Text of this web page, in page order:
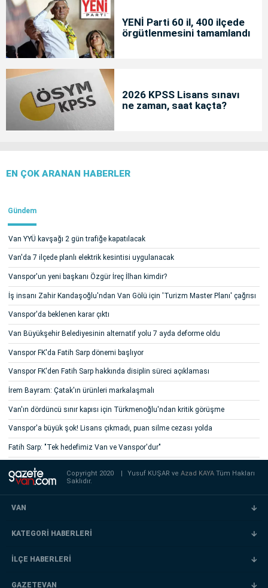
YENİ Parti 60 il, 400 ilçede
örgütlenmesini tamamlandı
2026 KPSS Lisans sınavı
ne zaman, saat kaçta?
EN ÇOK ARANAN HABERLER
Gündem
Van YYÜ kavşağı 2 gün trafiğe kapatılacak
Van'da 7 ilçede planlı elektrik kesintisi uygulanacak
Vanspor'un yeni başkanı Özgür İreç İlhan kimdir?
İş insanı Zahir Kandaşoğlu'ndan Van Gölü için 'Turizm Master Planı' çağrısı
Vanspor'da beklenen karar çıktı
Van Büyükşehir Belediyesinin alternatif yolu 7 ayda deforme oldu
Vanspor FK'da Fatih Sarp dönemi başlıyor
Vanspor FK'den Fatih Sarp hakkında disiplin süreci açıklaması
İrem Bayram: Çatak'ın ürünleri markalaşmalı
Van'ın dördüncü sınır kapısı için Türkmenoğlu'ndan kritik görüşme
Vanspor'a büyük şok! Lisans çıkmadı, puan silme cezası yolda
Fatih Sarp: "Tek hedefimiz Van ve Vanspor'dur"
Copyright 2020 | Yusuf KUŞAR veAzad KAYATüm Hakları
Saklıdır.
VAN
KATEGORİ HABERLERİ
İLÇE HABERLERİ
GAZETEVAN